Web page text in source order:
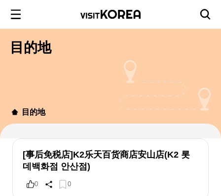
目的地
目的地
[事后免税店]K2乐天百货商店安山店(K2 롯
데백화점 안산점)
0 0